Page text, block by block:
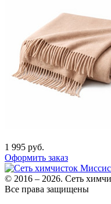
1 995 руб.
Оформить заказ
© 2016 – 2026. Сеть
Все права защищены